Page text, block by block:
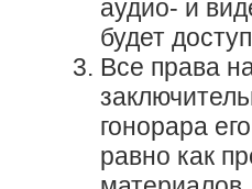
аудио- и
будет
Все права
гонорара
равно как